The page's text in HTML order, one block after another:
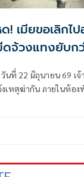
! เมียขอเลิกไ
จ้วงแทงยับก
วันที่ 22 มิถุนายน 69 เ
งเหตุฆ่ากัน ภายในห้อ